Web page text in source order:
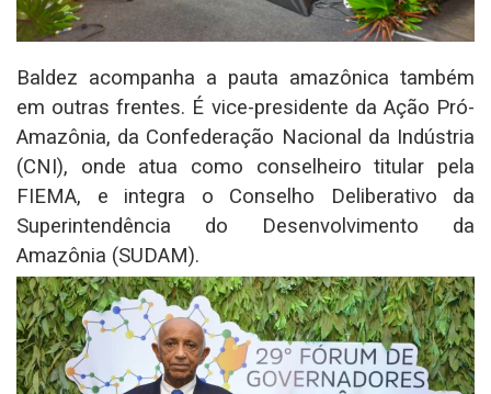
Baldez acompanha a pauta amazônica também
em outras frentes. É vice-presidente da Ação Pró-
Amazônia, da Confederação Nacional da Indústria
(CNI), onde atua como conselheiro titular pela
FIEMA, e integra o Conselho Deliberativo da
Superintendência do Desenvolvimento da
Amazônia (SUDAM).